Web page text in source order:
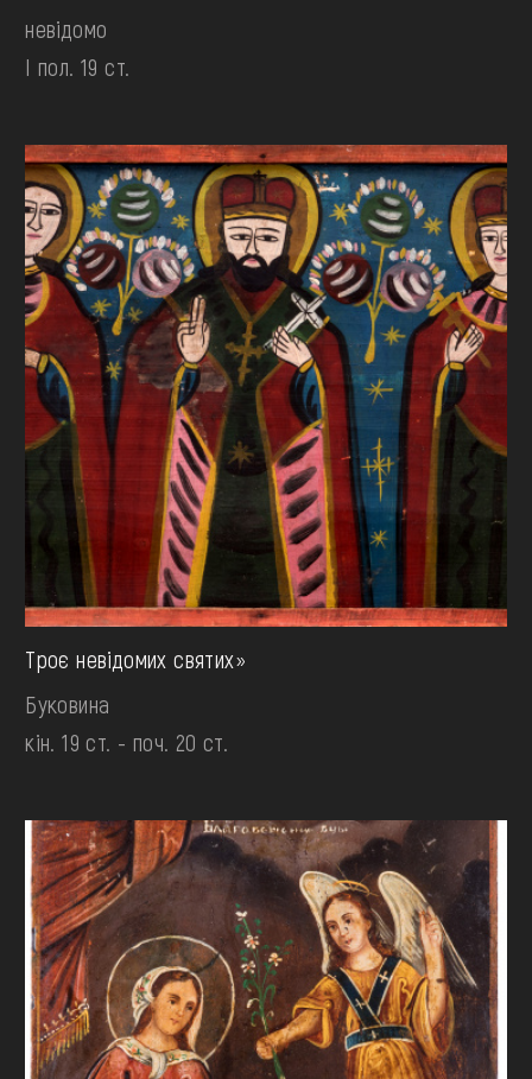
невідомо
І пол. 19 ст.
Троє невідомих святих»
Буковина
кін. 19 ст. - поч. 20 ст.